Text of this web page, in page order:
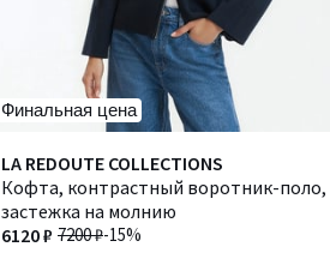
Финальная цена
LA REDOUTE COLLECTIONS
Кофта, контрастный воротник-поло,
застежка на молнию
7200 ₽-15%
6120 ₽
5
/
5